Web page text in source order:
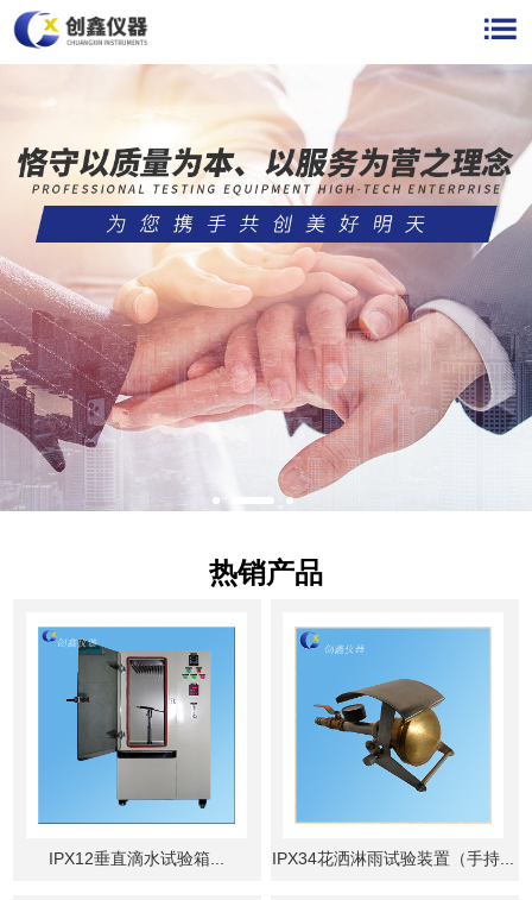
热销产品
IPX12垂直滴水试验箱... IPX34花洒淋雨试验装置（手持...